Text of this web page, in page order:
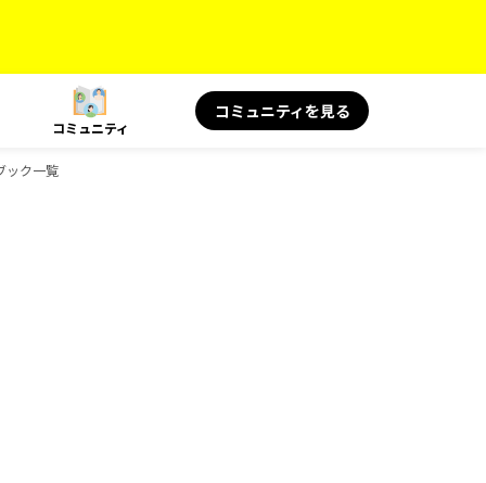
コミュニティ
コミュニティを見る
ック一覧